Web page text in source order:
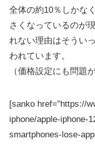
全体の約10％しかな
さくなっているのが
れない理由はそうい
われています。
（価格設定にも問題
[sanko href=”https://
iphone/apple-iphone-
smartphones-lose-